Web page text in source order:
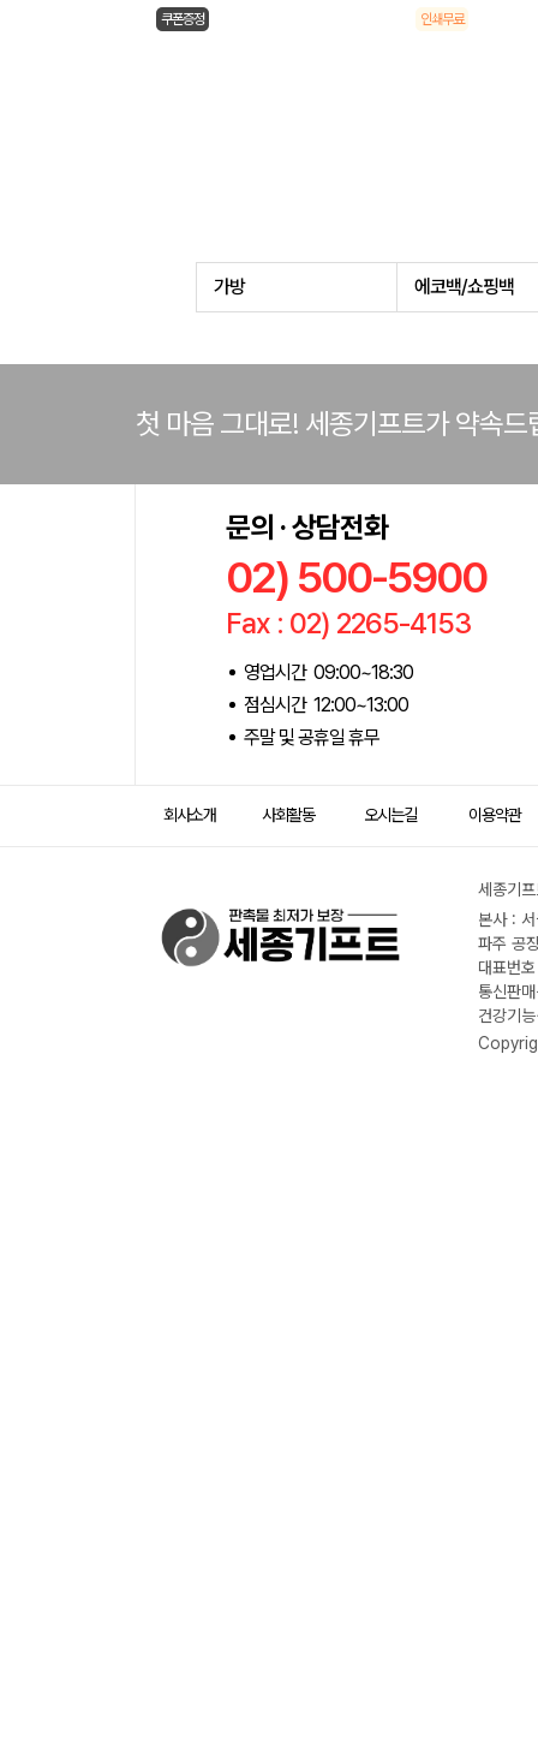
쿠폰증정 인쇄무료
가방 에코백/쇼핑백
첫 마음 그대로! 세종기프트가 약속드
문의 · 상담전화
02) 500-5900
Fax : 02) 2265-4153
영업시간 09:00~18:30
점심시간 12:00~13:00
주말 및 공휴일 휴무
회사소개 사회활동 오시는길 이용약관
세종기
본사 :
파주 공
대표번
통신판
건강기